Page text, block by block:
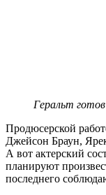
Геральт
Продюсерской
Джейсон Браун,
А вот актерский
планируют
последнего